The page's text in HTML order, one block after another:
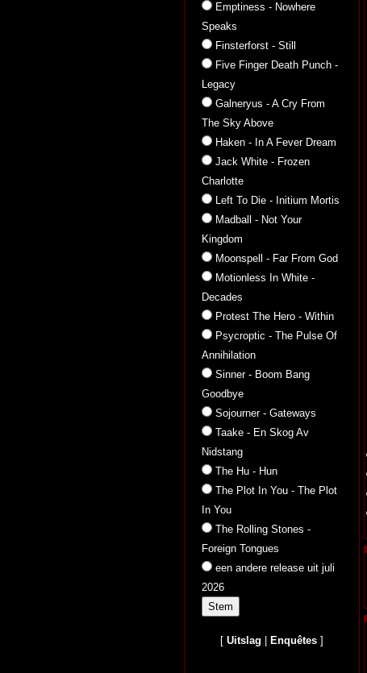
Emptiness - Nowhere
Speaks
Finsterforst - Still
Five Finger Death Punch -
Legacy
Galneryus - A Cry From
The Sky Above
Haken - In A Fever Dream
Jack White - Frozen
Charlotte
Left To Die - Initium Mortis
Madball - Not Your
Kingdom
Moonspell - Far From God
Motionless In White -
Decades
Protest The Hero - Within
Psycroptic - The Pulse Of
Annihilation
Sinner - Boom Bang
Goodbye
Sojourner - Gateways
Taake - En Skog Av
Nidstang
The Hu - Hun
The Plot In You - The Plot
In You
The Rolling Stones -
Foreign Tongues
een andere release uit juli
2026
[Uitslag Enquêtes ]